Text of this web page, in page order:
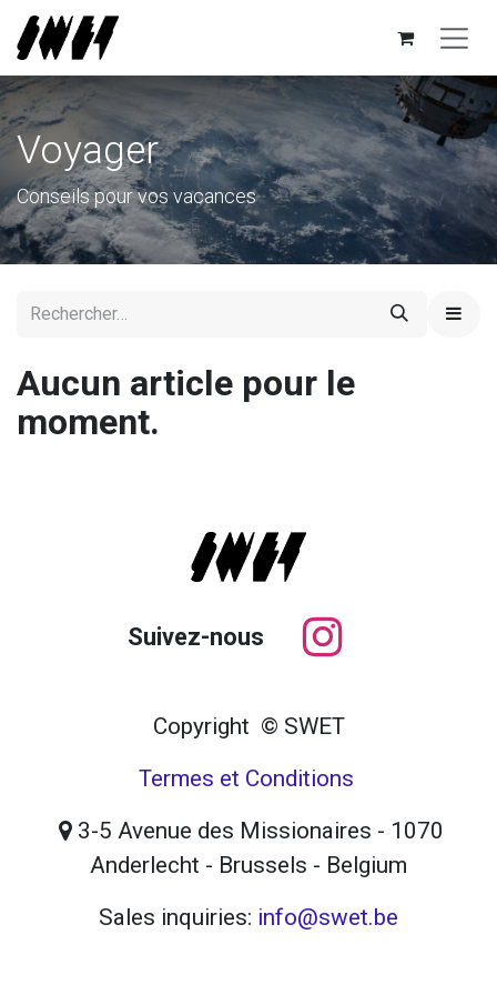
Se rendre au contenu
Voyager
Conseils pour vos vacances
Aucun article pour le
moment.
Suivez-nous
Copyright © SWET
Termes et Conditions
3-5 Avenue des Missionaires - 1070
Anderlecht - Brussels - Belgium
Sales inquiries: info@swet.be